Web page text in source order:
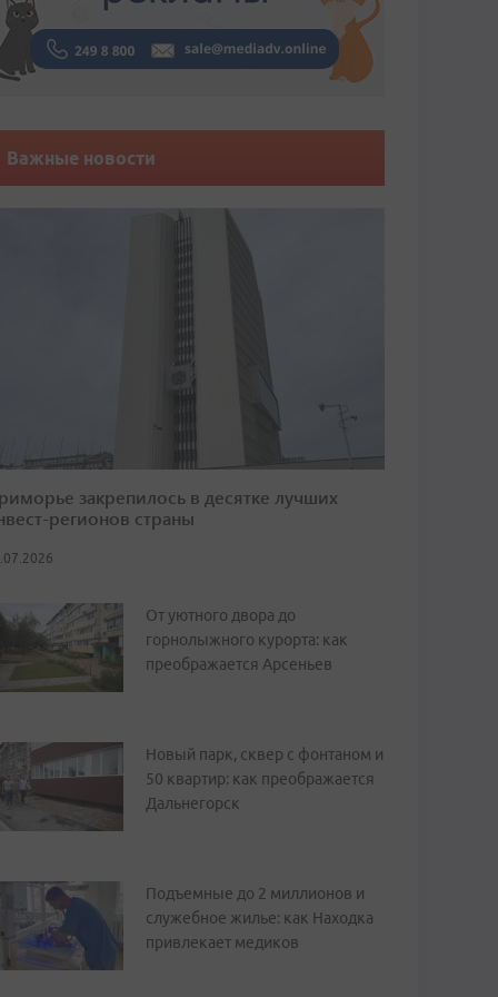
Важные новости
закрепилось в десятке лучших
регионов страны
От уютного двора до
горнолыжного курорта: как
преображается Арсеньев
Новый парк, сквер с фонтаном и
50 квартир: как преображается
Дальнегорск
Подъемные до 2 миллионов и
служебное жилье: как Находка
привлекает медиков